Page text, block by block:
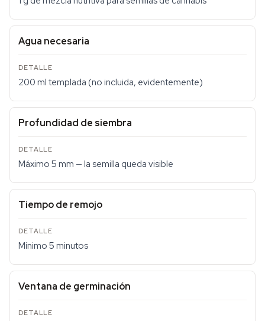
Agua necesaria
200 ml templada (no incluida, evidentemente)
Profundidad de siembra
Máximo 5 mm — la semilla queda visible
Tiempo de remojo
Mínimo 5 minutos
Ventana de germinación